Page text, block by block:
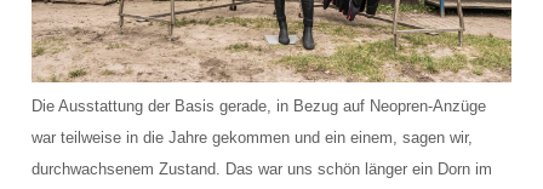
Die Ausstattung der Basis gerade, in Bezug auf Neopren-Anzüge
war teilweise in die Jahre gekommen und ein einem, sagen wir,
durchwachsenem Zustand. Das war uns schön länger ein Dorn im